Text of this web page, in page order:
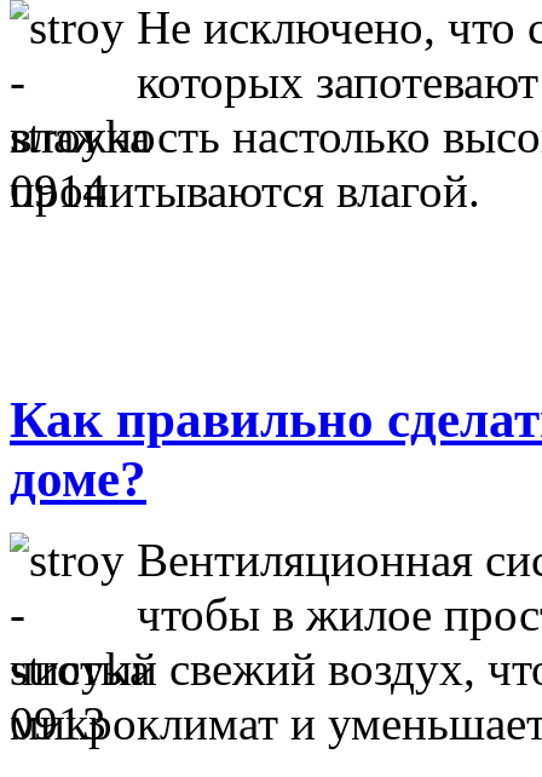
Не исключено, что
которых
влажность настолько
пропитываются влагой.
Как правильно
доме?
Вентиляционная
чтобы в жилое
чистый свежий воздух,
микроклимат и